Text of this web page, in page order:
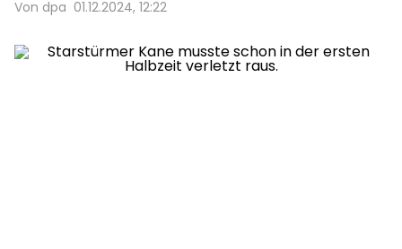
Von dpa 01.12.2024, 12:22